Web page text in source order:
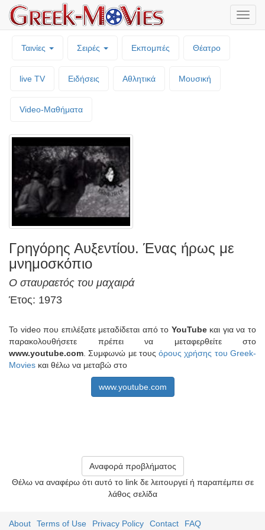
Ταινίες Σειρές Εκπομπές Θέατρο
live TV Ειδήσεις Αθλητικά Μουσική
Video-Mαθήματα
Γρηγόρης Αυξεντίου. Ένας ήρως με
μνημοσκόπιο
Ο σταυραετός του μαχαιρά
Έτος: 1973
Το video που επιλέξατε μεταδίδεται από το YouTubeκαι για να το
παρακολουθήσετε πρέπει να μεταφερθείτε στο
www.youtube.com . Συμφωνώ με τουςόρους χρήσης του Greek-
Movies και θέλω να μεταβώ στο
www.youtube.com
Αναφορά προβλήματος
Θέλω να αναφέρω ότι αυτό το link δε λειτουργεί ή παραπέμπει σε
λάθος σελίδα
About Terms of Use Privacy Policy Contact FAQ